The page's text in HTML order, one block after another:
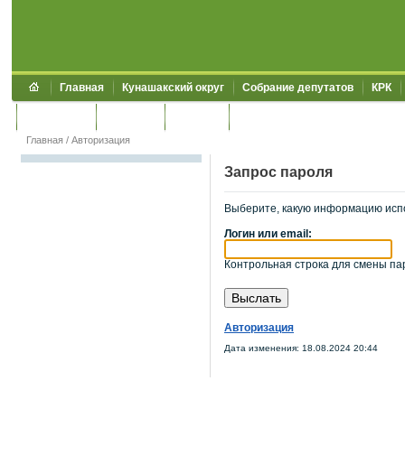
Главная Кунашакский округ Собрание депутатов КРК
Главная / Авторизация
Запрос пароля
Выберите, какую информацию
Логин или email:
Контрольная строка для смены
Авторизация
Дата изменения: 18.08.2024 20:44